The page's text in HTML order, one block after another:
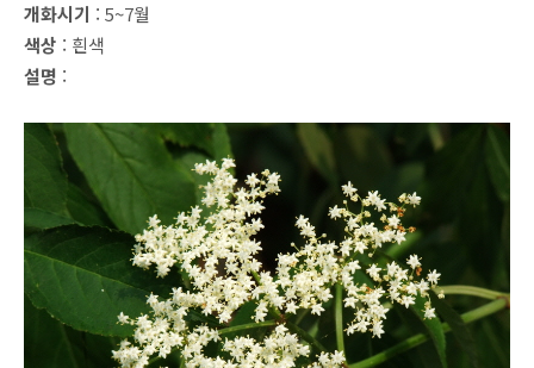
개화시기 : 5~7월
색상 : 흰색
설명 :